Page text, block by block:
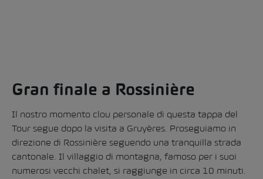
Gran finale a Rossinière
Il nostro momento clou personale di questa tappa del
Tour segue dopo la visita a Gruyères. Proseguiamo in
direzione di Rossinière seguendo una tranquilla strada
cantonale. Il villaggio di montagna, famoso per i suoi
numerosi vecchi chalet, si raggiunge in circa 10 minuti.